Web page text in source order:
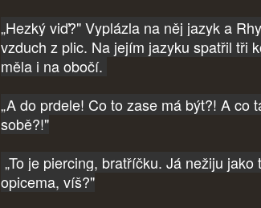
„Hezký viď?" Vyplázla na něj jazyk a
vzduch z plic. Na jejím jazyku spatřil tři
měla i na obočí.
„A do prdele! Co to zase má být?! A co
sobě?!"
„To je piercing, bratříčku. Já nežiju jako
opicema, víš?"